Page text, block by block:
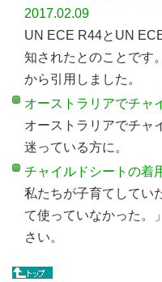
2017.02.09
UN ECE R44とUN
知されたとのことです
から引用しました。
オーストラリアでチャ
オーストラリアでチャ
迷っている方に。
チャイルドシートの着
私たちが子育てしてい
て使っていなかった。
さい。